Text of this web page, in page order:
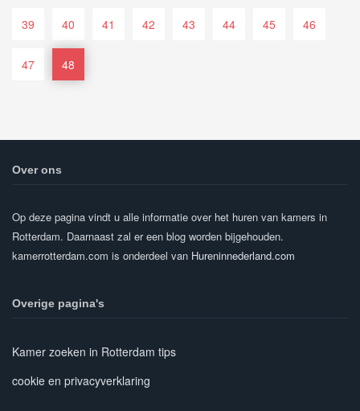
39 40 41 42 43 44 45 46
47 48
Over ons
Op deze pagina vindt u alle informatie over het huren van kamers in
Rotterdam. Daarnaast zal er een blog worden bijgehouden.
kamerrotterdam.com is onderdeel van Hureninnederland.com
Overige pagina's
Kamer zoeken in Rotterdam tips
cookie en privacyverklaring